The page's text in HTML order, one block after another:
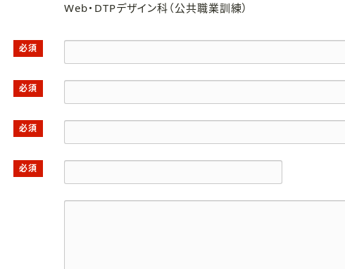
Web・DTPデザイン科（公共職業訓練）
必須
必須
必須
必須